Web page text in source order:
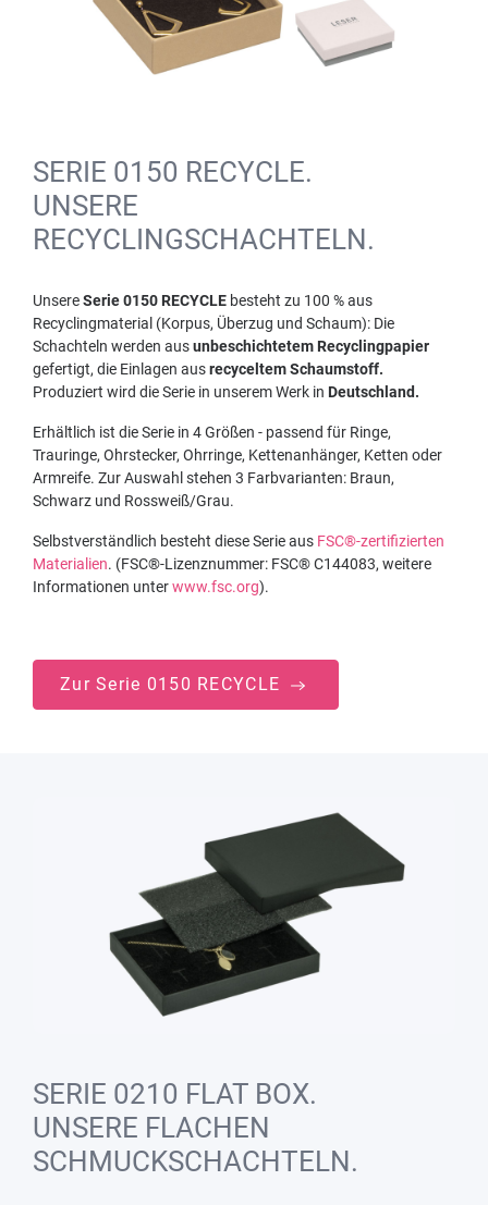
SERIE 0150 RECYCLE.
UNSERE
RECYCLINGSCHACHTELN.
UnsereSerie 0150 RECYCLE besteht zu 100 % aus
Recyclingmaterial (Korpus, Überzug und Schaum): Die
Schachteln werden ausunbeschichtetem Recyclingpapier
gefertigt, die Einlagen ausrecyceltem Schaumstoff.
Produziert wird die Serie in unserem Werk in Deutschland.
Erhältlich ist die Serie in 4 Größen - passend für Ringe,
Trauringe, Ohrstecker, Ohrringe, Kettenanhänger, Ketten oder
Armreife. Zur Auswahl stehen 3 Farbvarianten: Braun,
Schwarz und Rossweiß/Grau.
Selbstverständlich besteht diese Serie aus FSC®-zertifizierten
Materialien. (FSC®-Lizenznummer: FSC® C144083, weitere
Informationen unterwww.fsc.org).
Zur Serie 0150 RECYCLE
SERIE 0210 FLAT BOX.
UNSERE FLACHEN
SCHMUCKSCHACHTELN.